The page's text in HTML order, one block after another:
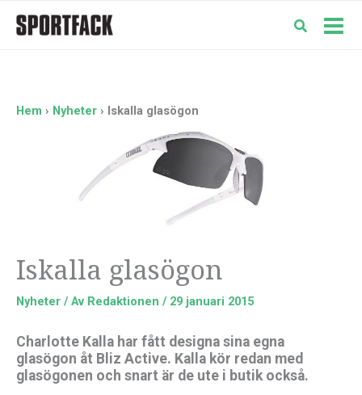
Hem Nyheter Iskalla glasögon
Iskalla glasögon
Nyheter / Av Redaktionen / 29 januari 2015
Charlotte Kalla har fått designa sina egna
glasögon åt Bliz Active. Kalla kör redan med
glasögonen och snart är de ute i butik också.